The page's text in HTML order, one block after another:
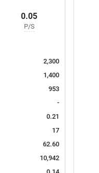
0.05
P/S
2,300
1,400
953
-
0.21
17
62.60
10,942
0.14